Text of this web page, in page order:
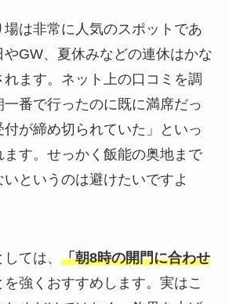
は非常に人気のスポットであ
やGW、夏休みなどの連休はかな
れます。ネット上の口コミを調
番で行ったのに既に満席だっ
が締め切られていた」といっ
ます。せっかく飯能の奥地まで
というのは避けたいですよ
ては、 「朝8時の開門に合わせ
を強くおすすめします。実はこ